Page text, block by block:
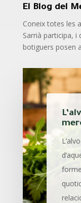
El Blog del
Coneix totes les
Sarrià participa, i
botiguers posen